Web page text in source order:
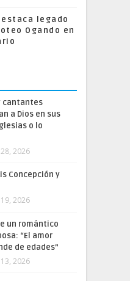
legado
Ogando en
cantantes
a Dios en sus
o lo
2026
Concepción y
2026
un romántico
“El amor
de edades”
2026